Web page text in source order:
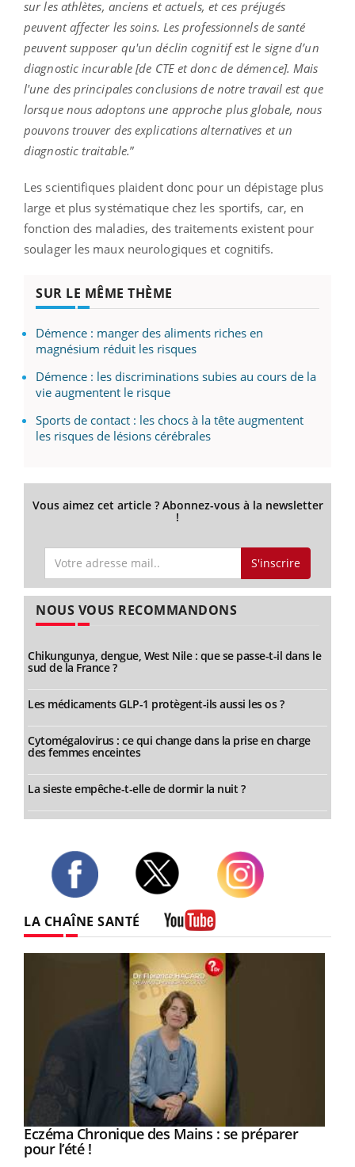
sur les athlètes, anciens et actuels, et ces préjugés
peuvent affecter les soins. Les professionnels de santé
peuvent supposer qu'un déclin cognitif est le signe d’un
diagnostic incurable [de CTE et donc de démence]. Mais
l'une des principales conclusions de notre travail est que
lorsque nous adoptons une approche plus globale, nous
pouvons trouver des explications alternatives et un
diagnostic traitable.”
Les scientifiques plaident donc pour un dépistage plus
large et plus systématique chez les sportifs, car, en
fonction des maladies, des traitements existent pour
soulager les maux neurologiques et cognitifs.
SUR LE MÊME THÈME
Démence : manger des aliments riches en
magnésium réduit les risques
Démence : les discriminations subies au cours de la
vie augmentent le risque
Sports de contact : les chocs à la tête augmentent
les risques de lésions cérébrales
Vous aimez cet article ? Abonnez-vous à la newsletter
!
S'inscrire
NOUS VOUS RECOMMANDONS
Chikungunya, dengue, West Nile : que se passe-t-il dans le
sud de la France ?
Les médicaments GLP-1 protègent-ils aussi les os ?
Cytomégalovirus : ce qui change dans la prise en charge
des femmes enceintes
La sieste empêche-t-elle de dormir la nuit ?
LA CHAÎNE SANTÉ
Youtube
Eczéma Chronique des Mains : se préparer
pour l’été !Youtube